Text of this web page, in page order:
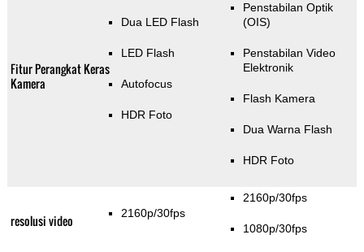
Fitur Perangkat Keras
Kamera
Dua LED Flash
LED Flash
Autofocus
HDR Foto
Penstabilan Optik
(OIS)
Penstabilan Video
Elektronik
Flash Kamera
Dua Warna Flash
HDR Foto
resolusi video 2160p/30fps
2160p/30fps
1080p/30fps